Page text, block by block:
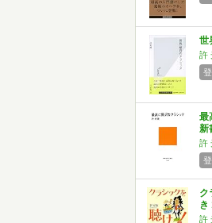
世
許
最
新
許
ク
き
許